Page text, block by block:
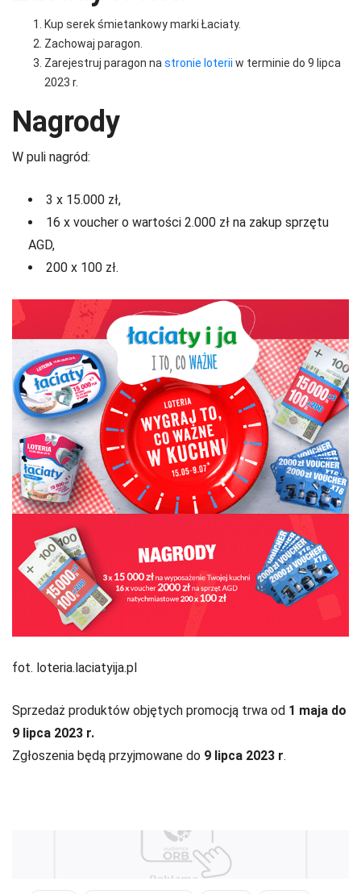
Kup serek śmietankowy marki Łaciaty.
Zachowaj paragon.
Zarejestruj paragon na stronie loterii w terminie do 9 lipca
2023 r.
Nagrody
W puli nagród:
3 x 15.000 zł,
16 x voucher o wartości 2.000 zł na zakup sprzętu
AGD,
200 x 100 zł.
fot. loteria.laciatyija.pl
Sprzedaż produktów objętych promocją trwa od 1 maja do
9 lipca 2023 r.
Zgłoszenia będą przyjmowane do 9 lipca 2023 r.